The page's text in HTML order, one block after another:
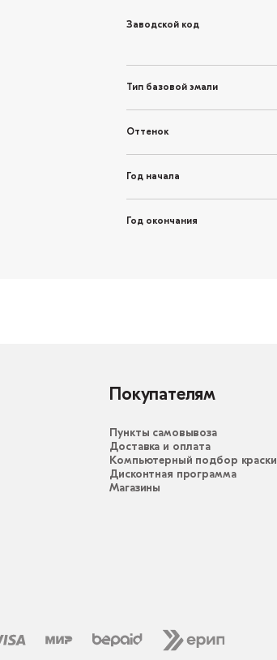
Заводской код
Тип базовой эмали
Оттенок
Год начала
Год окончания
Покупателям
Пункты самовывоза
Доставка и оплата
Компьютерный подбор краски
Дисконтная программа
Магазины